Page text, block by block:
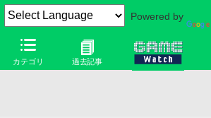
Powered by
カテゴリ 過去記事